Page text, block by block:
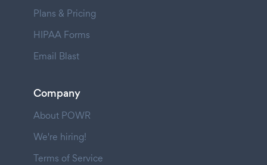
Plans & Pricing
HIPAA Forms
Email Blast
Company
About POWR
We're hiring!
Terms of Service